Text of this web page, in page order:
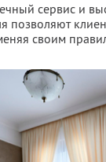
сервис и
позволяют
своим